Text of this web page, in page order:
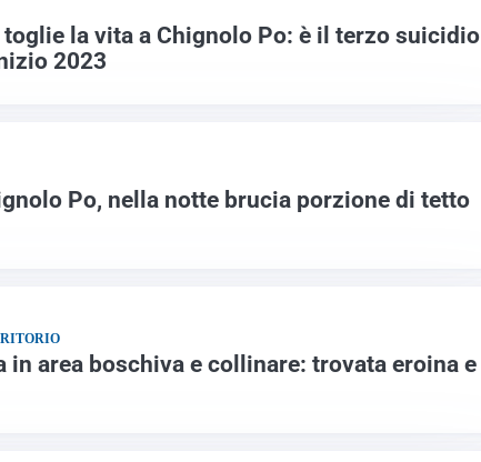
la vita a Chignolo Po: è il terzo suicidio
2023
Po, nella notte brucia porzione di tetto
in area boschiva e collinare: trovata eroina e